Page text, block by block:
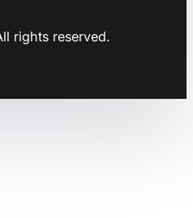
rights reserved.